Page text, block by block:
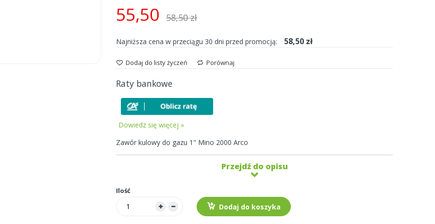
55,50 58,50 zł
Najniższa cena w przeciągu 30 dni przed promocją: 58,50 zł
Dodaj do listy życzeń Porównaj
Raty bankowe
Dowiedz się więcej »
Zawór kulowy do gazu 1" Mino 2000 Arco
Przejdź do opisu
Ilość
Dodaj do koszyka